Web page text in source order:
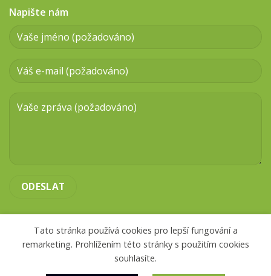
Napište nám
Tato stránka používá cookies pro lepší fungování a
remarketing. Prohlížením této stránky s použitím cookies
souhlasíte.